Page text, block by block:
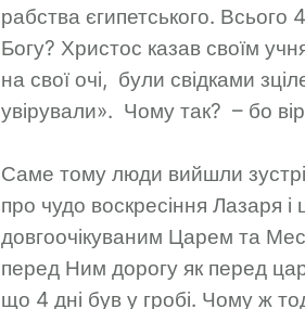
рабства єгипетського. Всього
Богу? Христос казав своїм
на свої очі, були свідками
увірували». Чому так? – бо
Саме тому люди вийшли
про чудо воскресіння Лазаря
довгоочікуваним Царем та
перед Ним дорогу як перед
що 4 дні був у гробі. Чому ж